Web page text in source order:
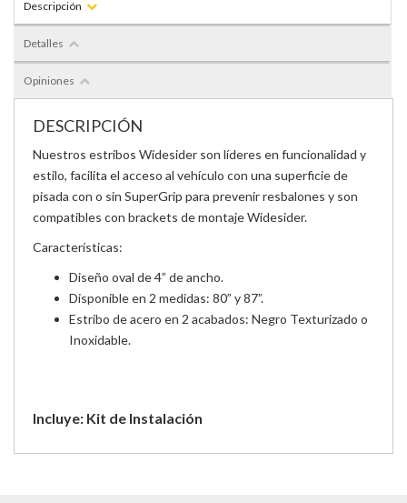
Descripción
Detalles
Opiniones
DESCRIPCIÓN
Nuestros estribos Widesider son líderes en funcionalidad y
estilo, facilita el acceso al vehículo con una superficie de
pisada con o sin SuperGrip para prevenir resbalones y son
compatibles con brackets de montaje Widesider.
Características:
Diseño oval de 4” de ancho.
Disponible en 2 medidas: 80” y 87”.
Estribo de acero en 2 acabados: Negro Texturizado o
Inoxidable.
Incluye: Kit de Instalación